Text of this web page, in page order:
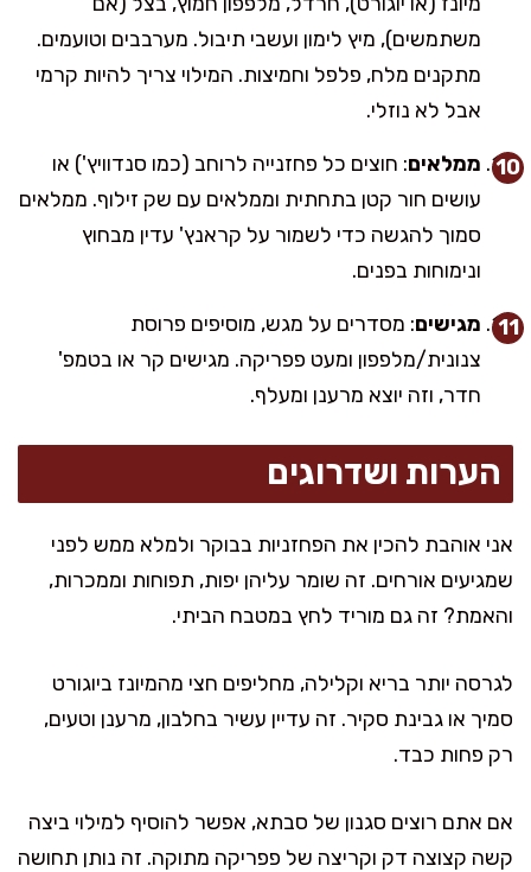
משתמשים), מיץ לימון ועשבי תיבול. מערבבים וטועמים.
מתקנים מלח, פלפל וחמיצות. המילוי צריך להיות קרמי
אבל לא נוזלי.
ממלאים: חוצים כל פחזנייה לרוחב (כמו סנדוויץ') או
עושים חור קטן בתחתית וממלאים עם שק זילוף. ממלאים
סמוך להגשה כדי לשמור על קראנץ' עדין מבחוץ
ונימוחות בפנים.
מגישים: מסדרים על מגש, מוסיפים פרוסת
צנונית/מלפפון ומעט פפריקה. מגישים קר או בטמפ'
חדר, וזה יוצא מרענן ומעלף.
הערות ושדרוגים
אני אוהבת להכין את הפחזניות בבוקר ולמלא ממש לפני
שמגיעים אורחים. זה שומר עליהן יפות, תפוחות וממכרות,
והאמת? זה גם מוריד לחץ במטבח הביתי.
לגרסה יותר בריא וקלילה, מחליפים חצי מהמיונז ביוגורט
סמיך או גבינת סקיר. זה עדיין עשיר בחלבון, מרענן וטעים,
רק פחות כבד.
אם אתם רוצים סגנון של סבתא, אפשר להוסיף למילוי ביצה
קשה קצוצה דק וקריצה של פפריקה מתוקה. זה נותן תחושה